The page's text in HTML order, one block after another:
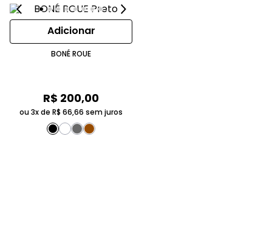
Adicionar
BONÉ ROUE
R$ 200,00
ou 3x de R$ 66,66 sem juros